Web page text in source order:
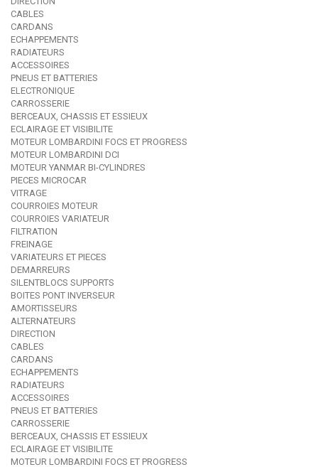
CABLES
CARDANS
ECHAPPEMENTS
RADIATEURS
ACCESSOIRES
PNEUS ET BATTERIES
ELECTRONIQUE
CARROSSERIE
BERCEAUX, CHASSIS ET ESSIEUX
ECLAIRAGE ET VISIBILITE
MOTEUR LOMBARDINI FOCS ET PROGRESS
MOTEUR LOMBARDINI DCI
MOTEUR YANMAR BI-CYLINDRES
PIECES MICROCAR
VITRAGE
COURROIES MOTEUR
COURROIES VARIATEUR
FILTRATION
FREINAGE
VARIATEURS ET PIECES
DEMARREURS
SILENTBLOCS SUPPORTS
BOITES PONT INVERSEUR
AMORTISSEURS
ALTERNATEURS
DIRECTION
CABLES
CARDANS
ECHAPPEMENTS
RADIATEURS
ACCESSOIRES
PNEUS ET BATTERIES
CARROSSERIE
BERCEAUX, CHASSIS ET ESSIEUX
ECLAIRAGE ET VISIBILITE
MOTEUR LOMBARDINI FOCS ET PROGRESS